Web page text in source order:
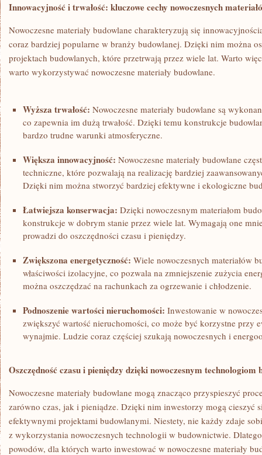
Innowacyjność i trwałość: kluczowe cechy nowoczesnych
Nowoczesne materiały budowlane charakteryzują się
coraz bardziej popularne w branży budowlanej. Dzięki nim można
projektach budowlanych, ​które przetrwają przez⁢ wiele lat. Warto
warto​ wykorzystywać nowoczesne materiały budowlane.
Wyższa ⁢trwałość: ‌Nowoczesne materiały budowlane są
co zapewnia im dużą trwałość. Dzięki temu konstrukcje
bardzo trudne warunki atmosferyczne.
Większa innowacyjność: Nowoczesne materiały budowlane
techniczne, które pozwalają na realizację⁤ bardziej
Dzięki nim można stworzyć‍ bardziej efektywne i ekologiczne⁢
Łatwiejsza konserwacja: Dzięki nowoczesnym materiałom
konstrukcje w dobrym ​stanie przez wiele lat. Wymagają one
prowadzi do oszczędności czasu i pieniędzy.
Zwiększona energetyczność: Wiele nowoczesnych materiałów
właściwości izolacyjne, co pozwala na⁤ zmniejszenie zużycia
można oszczędzać na ⁢rachunkach za ogrzewanie i chłodzenie.
Podnoszenie wartości nieruchomości: Inwestowanie w
zwiększyć wartość nieruchomości, co może ‌być korzystne przy
wynajmie.⁣ Ludzie coraz częściej szukają nowoczesnych i
Oszczędność czasu i pieniędzy dzięki nowoczesnym‍ technologiom
Nowoczesne materiały budowlane mogą znacząco przyspieszyć
zarówno czas, jak ⁢i pieniądze. Dzięki nim inwestorzy ‍mogą cieszyć
efektywnymi⁢ projektami budowlanymi. Niestety, nie każdy zdaje
z wykorzystania‌ nowoczesnych technologii w budownictwie.
powodów, dla których⁤ warto inwestować w nowoczesne materiały⁤